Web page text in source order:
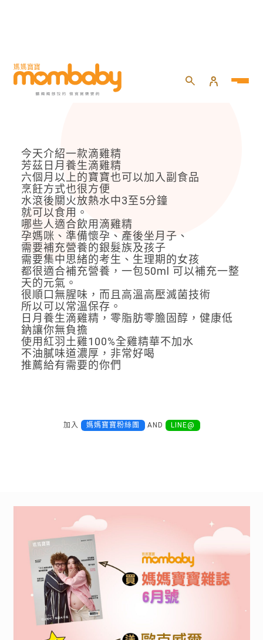
HOME 試用大隊
開箱-芳茲日月養生滴雞精
今天介紹一款滴雞精
芳茲日月養生滴雞精
六個月以上的寶寶也可以加入副食品
烹飪方式也很方便
水滾後關火放熱水中3至5分鐘
就可以食用。
哪些人適合飲用滴雞精
孕媽咪、準備懷孕、產後坐月子、
需要補充營養的銀髮族及孩子
需要集中思緒的考生、生理期的女孩
都很適合補充營養，一包50ml 可以補充一整
天的元氣。
很順口無腥味，而且高溫高壓滅菌技術
所以可以常溫保存。
日月養生滴雞精，零脂肪零膽固醇，健康低
鈉讓你無負擔
使用紅羽土雞100%全雞精華不加水
不油膩味道濃厚，非常好喝
推薦給有需要的你們
加入 媽媽寶寶粉絲團 AND LINE@